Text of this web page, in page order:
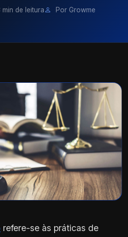
min de leitura Por Growme
refere-se às práticas de